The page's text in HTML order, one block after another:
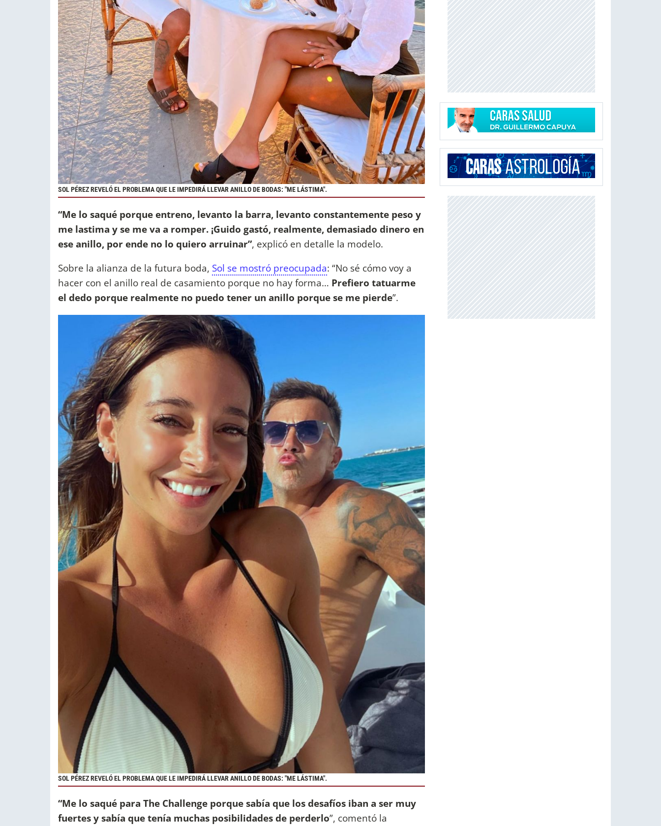
SOL PÉREZ REVELÓ EL PROBLEMA QUE LE IMPEDIRÁ LLEVAR ANILLO DE BODAS: "ME LÁSTIMA".
“Me lo saqué porque entreno, levanto la barra, levanto constantemente peso y
me lastima y se me va a romper. ¡Guido gastó, realmente, demasiado dinero en
ese anillo, por ende no lo quiero arruinar”, explicó en detalle la modelo.
Sobre la alianza de la futura boda, Sol se mostró preocupada: “No sé cómo voy a
hacer con el anillo real de casamiento porque no hay forma… Prefiero tatuarme
el dedo porque realmente no puedo tener un anillo porque se me pierde”.
SOL PÉREZ REVELÓ EL PROBLEMA QUE LE IMPEDIRÁ LLEVAR ANILLO DE BODAS: "ME LÁSTIMA".
“Me lo saqué para The Challenge porque sabía que los desafíos iban a ser muy
fuertes y sabía que tenía muchas posibilidades de perderlo”, comentó la